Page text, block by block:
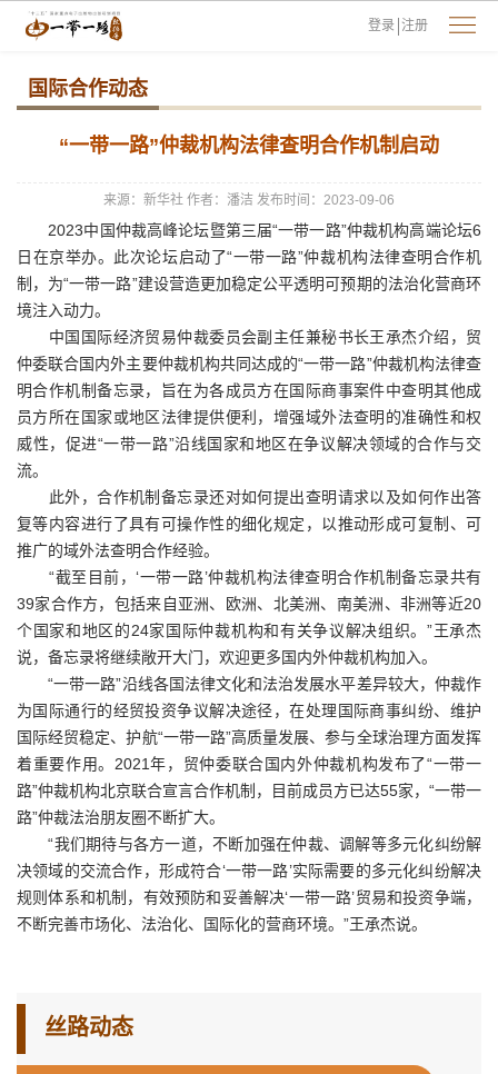
登录 注册
国际合作动态
“一带一路”仲裁机构法律查明合作机制启动
来源：新华社 作者：潘洁 发布时间：2023-09-06
2023中国仲裁高峰论坛暨第三届“一带一路”仲裁机构高端论坛6
日在京举办。此次论坛启动了“一带一路”仲裁机构法律查明合作机
制，为“一带一路”建设营造更加稳定公平透明可预期的法治化营商环
境注入动力。
中国国际经济贸易仲裁委员会副主任兼秘书长王承杰介绍，贸
仲委联合国内外主要仲裁机构共同达成的“一带一路”仲裁机构法律查
明合作机制备忘录，旨在为各成员方在国际商事案件中查明其他成
员方所在国家或地区法律提供便利，增强域外法查明的准确性和权
威性，促进“一带一路”沿线国家和地区在争议解决领域的合作与交
流。
此外，合作机制备忘录还对如何提出查明请求以及如何作出答
复等内容进行了具有可操作性的细化规定，以推动形成可复制、可
推广的域外法查明合作经验。
“截至目前，‘一带一路’仲裁机构法律查明合作机制备忘录共有
39家合作方，包括来自亚洲、欧洲、北美洲、南美洲、非洲等近20
个国家和地区的24家国际仲裁机构和有关争议解决组织。”王承杰
说，备忘录将继续敞开大门，欢迎更多国内外仲裁机构加入。
“一带一路”沿线各国法律文化和法治发展水平差异较大，仲裁作
为国际通行的经贸投资争议解决途径，在处理国际商事纠纷、维护
国际经贸稳定、护航“一带一路”高质量发展、参与全球治理方面发挥
着重要作用。2021年，贸仲委联合国内外仲裁机构发布了“一带一
路”仲裁机构北京联合宣言合作机制，目前成员方已达55家，“一带一
路”仲裁法治朋友圈不断扩大。
“我们期待与各方一道，不断加强在仲裁、调解等多元化纠纷解
决领域的交流合作，形成符合‘一带一路’实际需要的多元化纠纷解决
规则体系和机制，有效预防和妥善解决‘一带一路’贸易和投资争端，
不断完善市场化、法治化、国际化的营商环境。”王承杰说。
丝路动态